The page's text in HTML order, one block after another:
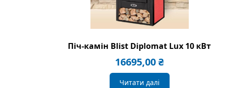
Піч-камін Blist Diplomat Lux 10 кВт
16695,00₴
Читати далі